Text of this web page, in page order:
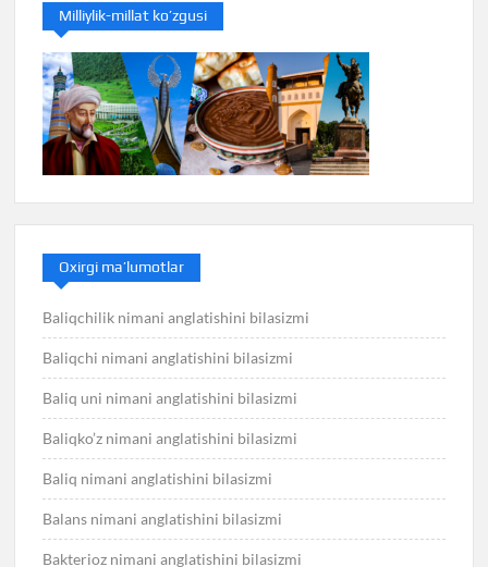
Milliylik-millat ko’zgusi
Oxirgi ma’lumotlar
Baliqchilik nimani anglatishini bilasizmi
Baliqchi nimani anglatishini bilasizmi
Baliq uni nimani anglatishini bilasizmi
Baliqko’z nimani anglatishini bilasizmi
Baliq nimani anglatishini bilasizmi
Balans nimani anglatishini bilasizmi
Bakterioz nimani anglatishini bilasizmi